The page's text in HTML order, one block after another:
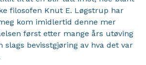
filosofen Knut E. Løgstrup har
kom imidlertid denne mer
først etter mange års utøving
slags bevisstgjøring av hva det var